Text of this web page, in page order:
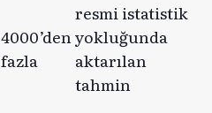
4000’den
fazla
resmi istatistik
yokluğunda
aktarılan
tahmin